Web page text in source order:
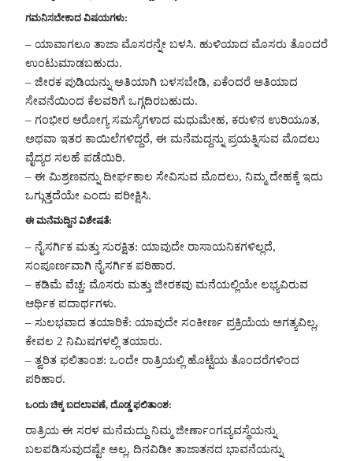
ಗಮನಿಸಬೇಕಾದ ವಿಷಯಗಳು:
– ಯಾವಾಗಲೂ ತಾಜಾ ಮೊಸರನ್ನೇ ಬಳಸಿ. ಹುಳಿಯಾದ ಮೊಸರು ತೊಂದರೆ
ಉಂಟುಮಾಡಬಹುದು.
– ಜೀರಕ ಪುಡಿಯನ್ನು ಅತಿಯಾಗಿ ಬಳಸಬೇಡಿ, ಏಕೆಂದರೆ ಅತಿಯಾದ
ಸೇವನೆಯಿಂದ ಕೆಲವರಿಗೆ ಒಗ್ಗದಿರಬಹುದು.
– ಗಂಭೀರ ಆರೋಗ್ಯ ಸಮಸ್ಯೆಗಳಾದ ಮಧುಮೇಹ, ಕರುಳಿನ ಉರಿಯೂತ,
ಅಥವಾ ಇತರ ಕಾಯಿಲೆಗಳಿದ್ದರೆ, ಈ ಮನೆಮದ್ದನ್ನು ಪ್ರಯತ್ನಿಸುವ ಮೊದಲು
ವೈದ್ಯರ ಸಲಹೆ ಪಡೆಯಿರಿ.
– ಈ ಮಿಶ್ರಣವನ್ನು ದೀರ್ಘಕಾಲ ಸೇವಿಸುವ ಮೊದಲು, ನಿಮ್ಮ ದೇಹಕ್ಕೆ ಇದು
ಒಗ್ಗುತ್ತದೆಯೇ ಎಂದು ಪರೀಕ್ಷಿಸಿ.
ಈ ಮನೆಮದ್ದಿನ ವಿಶೇಷತೆ:
– ನೈಸರ್ಗಿಕ ಮತ್ತು ಸುರಕ್ಷಿತ: ಯಾವುದೇ ರಾಸಾಯನಿಕಗಳಿಲ್ಲದೆ,
ಸಂಪೂರ್ಣವಾಗಿ ನೈಸರ್ಗಿಕ ಪರಿಹಾರ.
– ಕಡಿಮೆ ವೆಚ್ಚ: ಮೊಸರು ಮತ್ತು ಜೀರಕವು ಮನೆಯಲ್ಲಿಯೇ ಲಭ್ಯವಿರುವ
ಆರ್ಥಿಕ ಪದಾರ್ಥಗಳು.
– ಸುಲಭವಾದ ತಯಾರಿಕೆ: ಯಾವುದೇ ಸಂಕೀರ್ಣ ಪ್ರಕ್ರಿಯೆಯ ಅಗತ್ಯವಿಲ್ಲ,
ಕೇವಲ 2 ನಿಮಿಷಗಳಲ್ಲಿ ತಯಾರು.
– ತ್ವರಿತ ಫಲಿತಾಂಶ: ಒಂದೇ ರಾತ್ರಿಯಲ್ಲಿ ಹೊಟ್ಟೆಯ ತೊಂದರೆಗಳಿಂದ
ಪರಿಹಾರ.
ಒಂದು ಚಿಕ್ಕ ಬದಲಾವಣೆ, ದೊಡ್ಡ ಫಲಿತಾಂಶ:
ರಾತ್ರಿಯ ಈ ಸರಳ ಮನೆಮದ್ದು ನಿಮ್ಮ ಜೀರ್ಣಾಂಗವ್ಯವಸ್ಥೆಯನ್ನು
ಬಲಪಡಿಸುವುದಷ್ಟೇ ಅಲ್ಲ, ದಿನವಿಡೀ ತಾಜಾತನದ ಭಾವನೆಯನ್ನು